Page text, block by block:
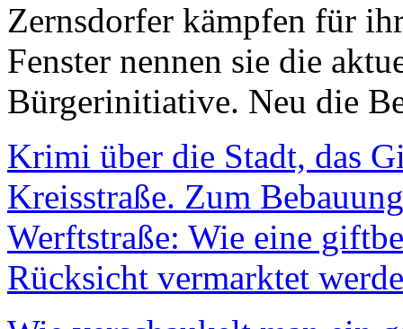
Zernsdorfer kämpfen für
Fenster nennen sie die
Bürgerinitiative. Neu die
Krimi über die Stadt, das
Kreisstraße. Zum
Werftstraße: Wie eine
Rücksicht vermarktet